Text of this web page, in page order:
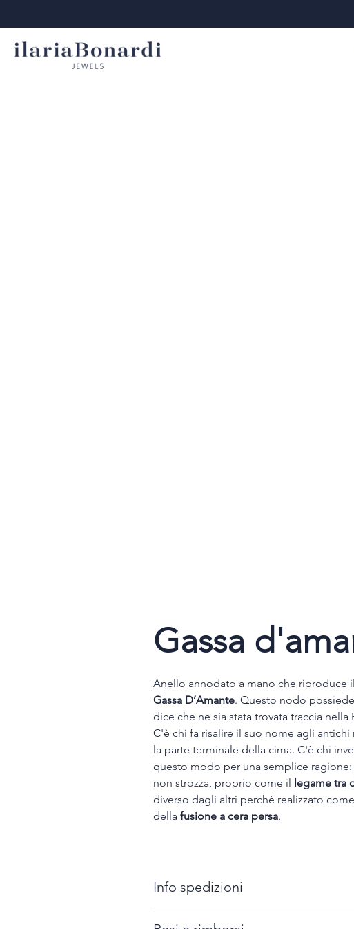
Gassa
Anello annodato a mano che riproduce
Gassa D’Amante. Questo nodo
dice che ne sia stata trovata traccia
C'è chi fa risalire il suo nome agli
la parte terminale della cima. C'è chi
questo modo per una semplice
non strozza, proprio come il legame tra
diverso dagli altri perché realizzato
della fusione a cera persa.
Info spedizioni